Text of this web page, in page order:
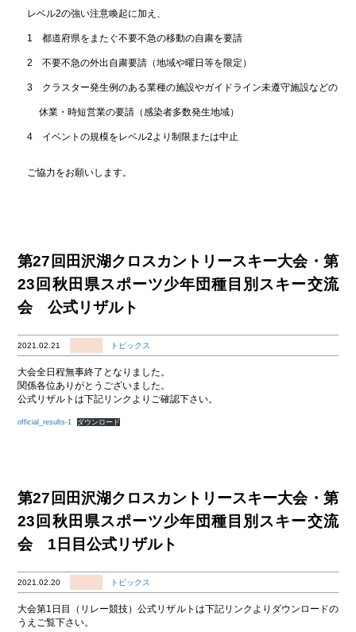
レベル2の強い注意喚起に加え、
1 都道府県をまたぐ不要不急の移動の自粛を要請
2 不要不急の外出自粛要請（地域や曜日等を限定）
3 クラスター発生例のある業種の施設やガイドライン未遵守施設などの
休業・時短営業の要請（感染者多数発生地域）
4 イベントの規模をレベル2より制限または中止
ご協力をお願いします。
第27回田沢湖クロスカントリースキー大会・第
23回秋田県スポーツ少年団種目別スキー交流
会 公式リザルト
2021.02.21 トピックス
大会全日程無事終了となりました。
関係各位ありがとうございました。
公式リザルトは下記リンクよりご確認下さい。
official_results-1 ダウンロード
第27回田沢湖クロスカントリースキー大会・第
23回秋田県スポーツ少年団種目別スキー交流
会 1日目公式リザルト
2021.02.20 トピックス
大会第1日目（リレー競技）公式リザルトは下記リンクよりダウンロードの
うえご覧下さい。